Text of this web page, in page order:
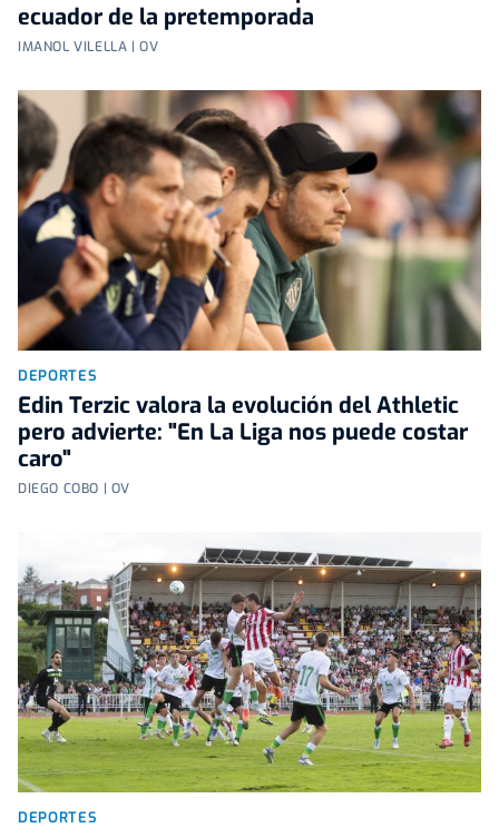
ecuador de la pretemporada
IMANOL VILELLA | OV
DEPORTES
Edin Terzic valora la evolución del Athletic
pero advierte: "En La Liga nos puede costar
caro"
DIEGO COBO | OV
DEPORTES